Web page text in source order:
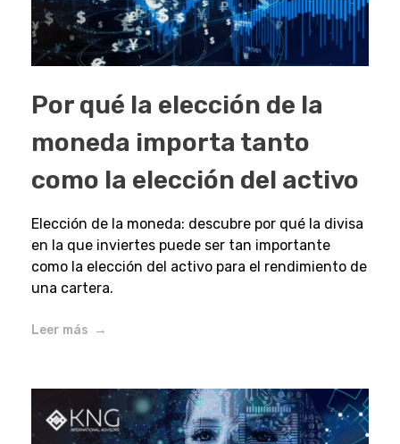
Por qué la elección de la
moneda importa tanto
como la elección del activo
Elección de la moneda: descubre por qué la divisa
en la que inviertes puede ser tan importante
como la elección del activo para el rendimiento de
una cartera.
Leer más